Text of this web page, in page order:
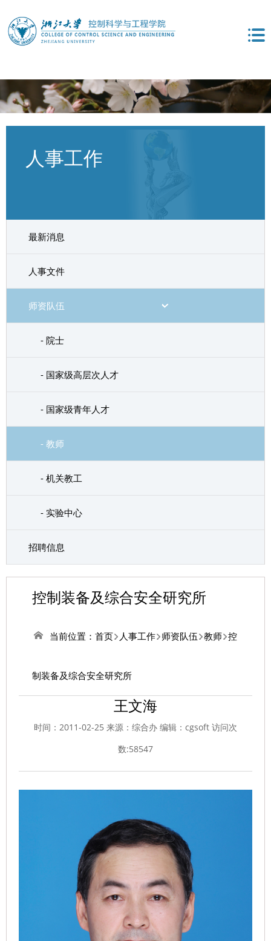
人事工作
最新消息
人事文件
师资队伍
- 院士
- 国家级高层次人才
- 国家级青年人才
- 教师
- 机关教工
- 实验中心
招聘信息
控制装备及综合安全研究所
当前位置： 首页 人事工作 师资队伍 教师 控
制装备及综合安全研究所
王文海
时间：2011-02-25 来源：综合办 编辑：cgsoft 访问次
数:58547